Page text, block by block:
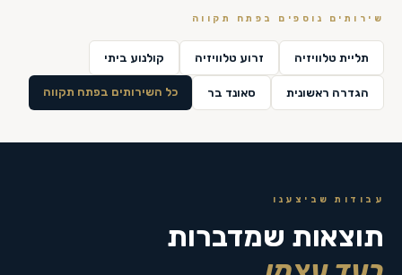
שירותים נוספים ב פתח תקווה
תליית טלוויזיה זרוע טלוויזיה קולנוע ביתי
הגדרה ראשונית סאונד בר כל השירותים בפתח תקווה
עבודות שביצענו
תוצאות שמדברות